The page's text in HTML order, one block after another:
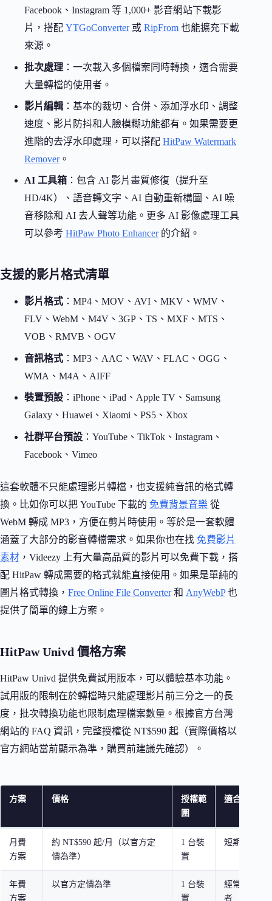
Facebook、Instagram 等 1,000+ 影音網站下載影
片，搭配 YTGoConverter或 RipFrom 也能擴充下載
來源。
批次處理 ：一次載入多個檔案同時轉換，適合需要
大量轉檔的使用者。
影片編輯 ：基本的裁切、合併、添加浮水印、調整
速度、影片防抖和人臉模糊功能都有。如果需要更
進階的去浮水印處理，可以搭配 HitPaw Watermark
Remover。
AI 工具箱 ：包含 AI 影片畫質修復（提升至
HD/4K）、語音轉文字、AI 自動重新構圖、AI 噪
音移除和 AI 去人聲等功能。更多 AI 影像處理工具
可以參考 HitPaw Photo Enhancer的介紹。
支援的影片格式清單
影片格式 ：MP4、MOV、AVI、MKV、WMV、
FLV、WebM、M4V、3GP、TS、MXF、MTS、
VOB、RMVB、OGV
音訊格式 ：MP3、AAC、WAV、FLAC、OGG、
WMA、M4A、AIFF
裝置預設 ：iPhone、iPad、Apple TV、Samsung
Galaxy、Huawei、Xiaomi、PS5、Xbox
社群平台預設 ：YouTube、TikTok、Instagram、
Facebook、Vimeo
這套軟體不只能處理影片轉檔，也支援純音訊的格式轉
換。比如你可以把 YouTube 下載的 免費背景音樂 從
WebM 轉成 MP3，方便在剪片時使用。等於是一套軟體
涵蓋了大部分的影音轉檔需求。如果你也在找 免費影片
素材 ，Videezy 上有大量高品質的影片可以免費下載，搭
配 HitPaw 轉成需要的格式就能直接使用。如果是單純的
圖片格式轉換， Free Online File Converter和 AnyWebP也
提供了簡單的線上方案。
HitPaw Univd 價格方案
HitPaw Univd 提供免費試用版本，可以體驗基本功能。
試用版的限制在於轉檔時只能處理影片前三分之一的長
度，批次轉換功能也限制處理檔案數量。根據官方台灣
網站的 FAQ 資訊，完整授權從 NT$590 起（實際價格以
官方網站當前顯示為準，購買前建議先確認）。
方案 價格
授權範
圍
適合對象
月費
方案
約 NT$590 起/月（以官方定
價為準）
1 台裝
置
短期有需求
年費
方案
以官方定價為準
1 台裝
置
經常需要轉
者